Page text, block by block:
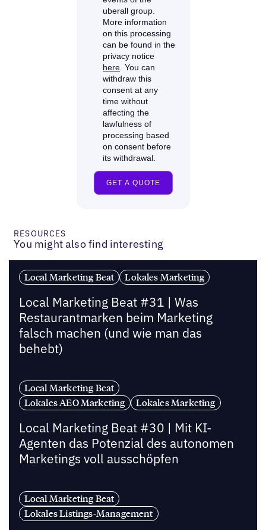
RESOURCES
You might also find interesting
Local Marketing Beat Lokales Marketing
Local Marketing Beat #31 | Was
Restaurantmarken beim Marketing
falsch machen (und wie man das
behebt)
Local Marketing Beat
Lokales AEO Marketing
Lokales Marketing
Local Marketing Beat #30 | Mit KI-
Agenten das Potenzial des autonomen
Marketings voll ausschöpfen
Local Marketing Beat
Lokales Listings-Management